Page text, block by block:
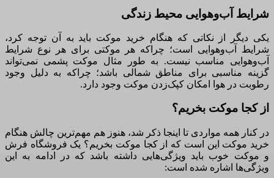
شرایط آب‌وهوایی محیط زندگی
یکی دیگر از نکاتی که هنگام خرید موکت باید به آن توجه کرد،
شرایط آب‌وهوایی است؛ چراکه هر موکتی برای هر نوع شرایط
آب‌وهوایی مناسب نیست. به طور مثال موکت پشمی نمی‌تواند
گزینه مناسبی برای مناطق شمالی باشد؛ چراکه به دلیل وجود
رطوبت در هوا امکان کپک‌زدن موکت وجود دارد.
از کجا موکت بخریم؟
در کنار همه مواردی تا اینجا ذکر شد، هنوز هم مهم‌ترین چالش هنگام
خرید موکت این است که
از کجا موکت بخریم؟ یک فروشگاه فرش
و موکت خوب باید ویژگی‌هایی داشته باشد که در ادامه به این
ویژگی‌ها اشاره شده است: